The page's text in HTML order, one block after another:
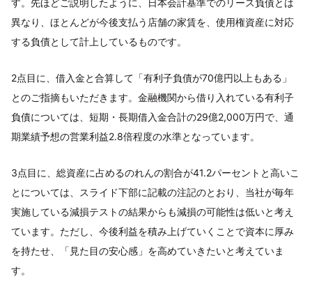
す。先ほどご説明したように、日本会計基準でのリース負債とは
異なり、ほとんどが今後支払う店舗の家賃を、使用権資産に対応
する負債として計上しているものです。
2点目に、借入金と合算して「有利子負債が70億円以上もある」
とのご指摘もいただきます。金融機関から借り入れている有利子
負債については、短期・長期借入金合計の29億2,000万円で、通
期業績予想の営業利益2.8倍程度の水準となっています。
3点目に、総資産に占めるのれんの割合が41.2パーセントと高いこ
とについては、スライド下部に記載の注記のとおり、当社が毎年
実施している減損テストの結果からも減損の可能性は低いと考え
ています。ただし、今後利益を積み上げていくことで資本に厚み
を持たせ、「見た目の安心感」を高めていきたいと考えていま
す。